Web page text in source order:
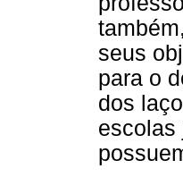
seus
para o
dos
escolas